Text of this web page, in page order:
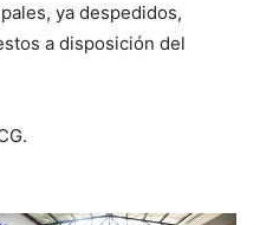
ya despedidos,
a disposición del